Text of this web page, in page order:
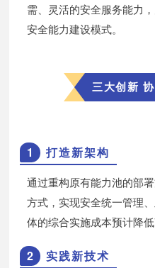
需、灵活的安全服务能力
安全能力建设模式。
三大创新
1 打造新架构
通过重构原有能力池的部
方式，实现安全统一管理
体的综合实施成本预计降低
2 实践新技术